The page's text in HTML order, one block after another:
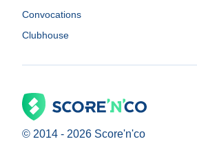
Convocations
Clubhouse
© 2014 - 2026 Score'n'co